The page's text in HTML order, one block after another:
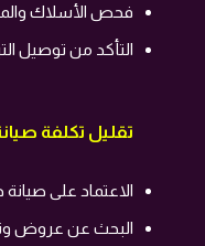
فحص الأسلاك
التأكد من توصيل
تقليل تكلفة
الاعتماد على
البحث عن عروض